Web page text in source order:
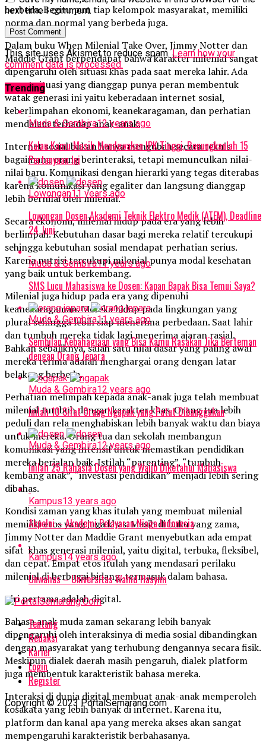
berbeda. Begitu pun tiap kelompok masyarakat, memiliki
norma dan normal yang berbeda juga.
Dalam buku When Milenial Take Over, Jimmy Notter dan
Maddie Grant berpendapat bahwa karakter milenial sangat
dipengaruhi oleh situasi khas pada saat mereka lahir. Ada
empat situasi yang dianggap punya peran membentuk
watak generasi ini yaitu keberadaan internet sosial,
keberlimpahan ekonomi, keanekaragaman, dan perhatian
mendalam terhadap anak-anak.
Internet sosial bukan hanya mengubah secara teknis
bagaimana orang berinteraksi, tetapi memunculkan nilai-
nilai baru. Komunikasi dengan hierarki yang tegas diterabas
karena komunikasi yang egaliter dan langsung dianggap
lebih bernilai oleh milenial.
Secara ekonomi, milenial hidup pada era yang lebih
berlimpah. Kebutuhan dasar bagi mereka relatif tercukupi
sehingga kebutuhan sosial mendapat perhatian serius.
Karena nutrisi tercukupi milenial punya modal kesehatan
yang baik untuk berkembang.
Milenial juga hidup pada era yang dipenuhi
keanekaragaman. Mereka hidup pada lingkungan yang
plural sehingga lebih siap menerima perbedaan. Saat lahir
dan tumbuh mereka tidak lagi menerima ajaran rasial.
Bahkan sebaliknya, salah satu nilai dasar yang paling awal
mereka terima adalah menghargai orang dengan latar
belakang berbeda.
Perhatian melimpah kepada anak-anak juga telah membuat
milenial tumbuh dengan karakter khas. Orang tua lebih
peduli dan rela menghabiskan lebih banyak waktu dan biaya
untuk mereka. Orang tua dan sekolah membangun
komunikasi yang intensif untuk memastikan pendidikan
mereka berjalan baik. Istilah “parenting”, “tumbuh
kembang anak”, “investasi pendidikan” menjadi lebih sering
dibahas.
Kondisi zaman yang khas itulah yang membuat milenial
memiliki etos yang juga khas. Masih di buku yang zama,
Jimmy Notter dan Maddie Grant menyebutkan ada empat
sifat khas generasi milenial, yaitu digital, terbuka, fleksibel,
dan cepat. Empat etos itulah yang mendasari perilaku
milenial di berbagai bidang, termasuk dalam bahasa.
Ciri pertama adalah digital.
Bahasa anak muda zaman sekarang lebih banyak
dipengaruhi oleh interaksinya di media sosial dibandingkan
dengan masyarakat yang terhubung dengannya secara fisik.
Meskipun dialek daerah masih pengaruh, dialek platform
juga membentuk karakteristik bahasa mereka.
Interaksi di dunia digital membuat anak-anak memperoleh
kosakata yang lebih banyak di internet. Karena itu,
platform dan kanal apa yang mereka akses akan sangat
mempengaruhi karakteristik berbahasanya.
next time I comment.
This site uses Akismet to reduce spam.Learn how your
comment data is processed.
Trending
Muda & Gembira12 years ago
Kalau Kamu Masih Mendewakan IPK Tinggi, Renungkanlah 15
Pertanyaan Ini
Lowongan11 years ago
Lowongan Dosen Akademi Teknik Elektro Medik (ATEM), Deadline
24 Juni
Muda & Gembira11 years ago
SMS Lucu Mahasiswa ke Dosen: Kapan Bapak Bisa Temui Saya?
Muda & Gembira11 years ago
Sembilan Kebahagiaan yang Bisa Kamu Rasakan Jika Berteman
dengan Orang Jepara
Muda & Gembira12 years ago
Inilah 10 Sifat Orang Ngapak yang Patut Dibanggakan
Muda & Gembira12 years ago
Inilah 25 Rahasia Dosen yang Wajib Diketahui Mahasiswa
Kampus13 years ago
Akpelni – Akademi Pelayaran Niaga Indonesia
Kampus14 years ago
Unwahas – Universitas Wahid Hasyim
Tentang
Redaksi
Karier
Login
Register
Copyright © 2023 PortalSemarang.com